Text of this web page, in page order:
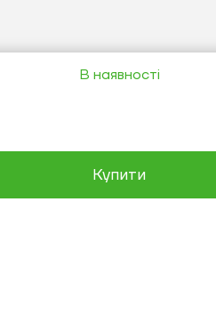
В наявності
Купити